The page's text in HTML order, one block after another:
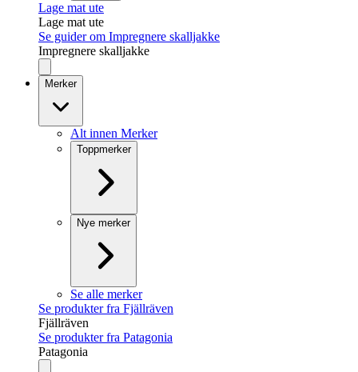
Lage mat ute
Lage mat ute
Se guider om Impregnere skalljakke
Impregnere skalljakke
Merker
Alt innen Merker
Toppmerker
Nye merker
Se alle merker
Se produkter fra Fjällräven
Fjällräven
Se produkter fra Patagonia
Patagonia